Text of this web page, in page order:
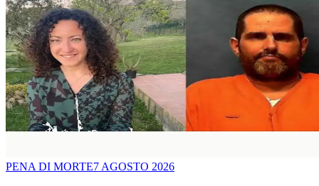
PENA DI MORTE7 AGOSTO 2026